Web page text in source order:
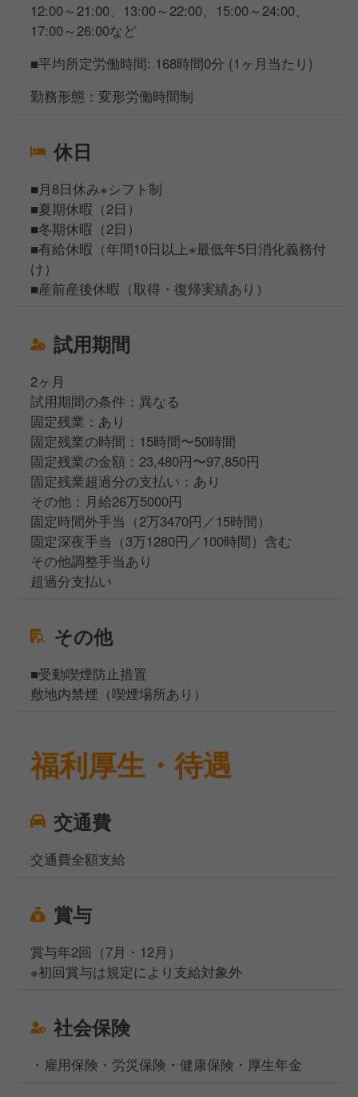
12:00～21:00、13:00～22:00、15:00～24:00、
17:00～26:00など
■平均所定労働時間: 168時間0分 (1ヶ月当たり)
勤務形態：変形労働時間制
休日
■月8日休み※シフト制
■夏期休暇（2日）
■冬期休暇（2日）
■有給休暇（年間10日以上※最低年5日消化義務付
け）
■産前産後休暇（取得・復帰実績あり）
試用期間
2ヶ月
試用期間の条件：異なる
固定残業：あり
固定残業の時間：15時間〜50時間
固定残業の金額：23,480円〜97,850円
固定残業超過分の支払い：あり
その他：月給26万5000円
固定時間外手当（2万3470円／15時間）
固定深夜手当（3万1280円／100時間）含む
その他調整手当あり
超過分支払い
その他
■受動喫煙防止措置
敷地内禁煙（喫煙場所あり）
福利厚生・待遇
交通費
交通費全額支給
賞与
賞与年2回（7月・12月）
※初回賞与は規定により支給対象外
社会保険
・雇用保険・労災保険・健康保険・厚生年金